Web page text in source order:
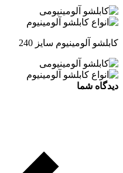
کابلشو آلومینیوم سایز 240
دیدگاه شما